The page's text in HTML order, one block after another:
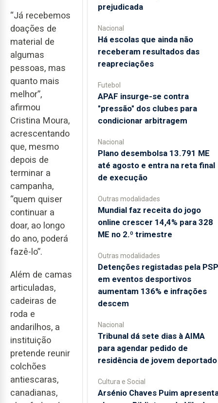
“Já recebemos
doações de
material de
algumas
pessoas, mas
quanto mais
melhor”,
afirmou
Cristina Moura,
acrescentando
que, mesmo
depois de
terminar a
campanha,
“quem quiser
continuar a
doar, ao longo
do ano, poderá
fazê-lo”.
Além de camas
articuladas,
cadeiras de
roda e
andarilhos, a
instituição
pretende reunir
colchões
antiescaras,
canadianas,
prejudicada
Nacional
Há escolas que ainda não
receberam resultados das
reapreciações
Futebol
APAF insurge-se contra
"pressão" dos clubes para
condicionar arbitragem
Nacional
Plano desembolsa 13.791 ME
até agosto e entra na reta final
de execução
Outras modalidades
Mundial faz receita do jogo
online crescer 14,4% para 328
ME no 2.º trimestre
Outras modalidades
Detenções registadas pela PSP
em eventos desportivos
aumentam 136% e infrações
descem
Nacional
Tribunal dá sete dias à AIMA
para agendar pedido de
residência de jovem deportado
Cultura e Social
Arsénio Chaves Puim